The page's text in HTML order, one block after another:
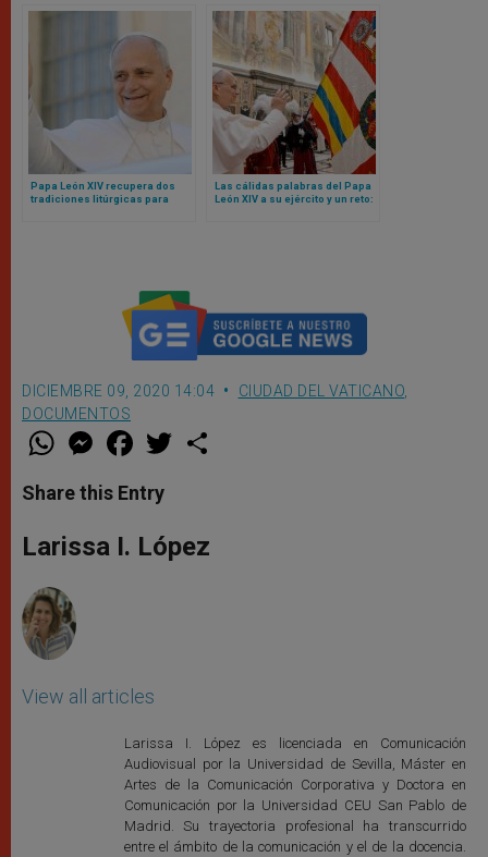
Papa León XIV recupera dos
tradiciones litúrgicas para
Las cálidas palabras del Papa
León XIV a su ejército y un reto:
DICIEMBRE 09, 2020 14:04 CIUDAD DEL VATICANO
DOCUMENTOS
W
t
s
p
p
M
e
s
e
g
e
F
a
e
b
o
k
w
r
Share this Entry
Larissa I. López
View all articles
Larissa I. López es licenciada en Comunicación
Audiovisual por la Universidad de Sevilla, Máster en
Artes de la Comunicación Corporativa y Doctora en
Comunicación por la Universidad CEU San Pablo de
Madrid. Su trayectoria profesional ha transcurrido
entre el ámbito de la comunicación y el de la docencia.